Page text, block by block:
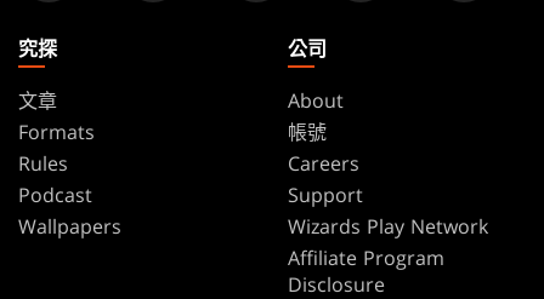
究探
文章
Formats
Rules
Podcast
Wallpapers
公司
About
帳號
Careers
Support
Wizards Play Network
Affiliate Program
Disclosure